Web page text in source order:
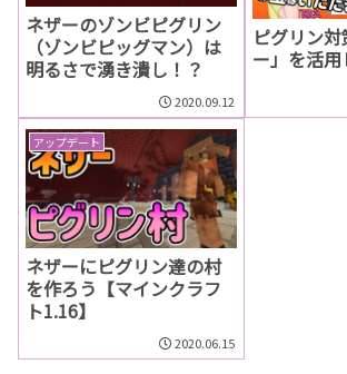
ネザーのゾンビピグリン
（ゾンビピッグマン）は
明るさで湧き潰し！？
2020.09.12
ピグリン
ー」を活用
アップデート
ネザーにピグリン達の村
を作ろう【マインクラフ
ト1.16】
2020.06.15